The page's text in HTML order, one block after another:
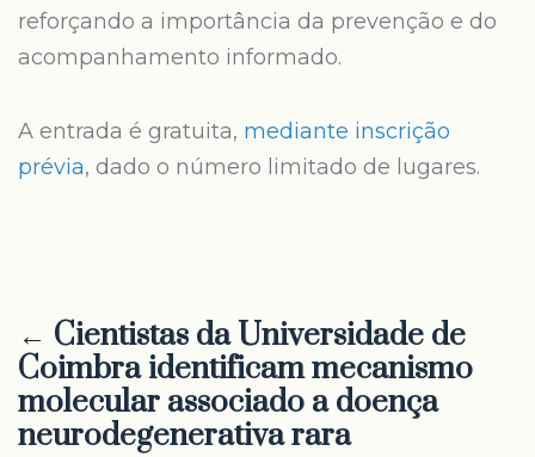
reforçando a importância da prevenção e do
acompanhamento informado.
A entrada é gratuita, mediante inscrição
prévia, dado o número limitado de lugares.
← Cientistas da Universidade de
Coimbra identificam mecanismo
molecular associado a doença
neurodegenerativa rara